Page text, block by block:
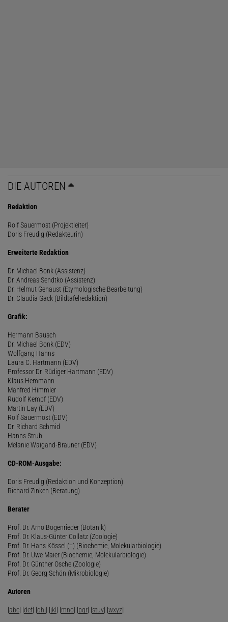
DIE AUTOREN
Redaktion
Rolf Sauermost (Projektleiter)
Doris Freudig (Redakteurin)
Erweiterte Redaktion
Dr. Michael Bonk (Assistenz)
Dr. Andreas Sendtko (Assistenz)
Dr. Helmut Genaust (Etymologische Bearbeitung)
Dr. Claudia Gack (Bildtafelredaktion)
Grafik:
Hermann Bausch
Dr. Michael Bonk (EDV)
Wolfgang Hanns
Laura C. Hartmann (EDV)
Professor Dr. Rüdiger Hartmann (EDV)
Klaus Hemmann
Manfred Himmler
Rudolf Kempf (EDV)
Martin Lay (EDV)
Rolf Sauermost (EDV)
Dr. Richard Schmid
Hanns Strub
Melanie Waigand-Brauner (EDV)
CD-ROM-Ausgabe:
Doris Freudig (Redaktion und Konzeption)
Richard Zinken (Beratung)
Berater
Prof. Dr. Arno Bogenrieder (Botanik)
Prof. Dr. Klaus-Günter Collatz (Zoologie)
Prof. Dr. Hans Kössel (†) (Biochemie, Molekularbiologie)
Prof. Dr. Uwe Maier (Biochemie, Molekularbiologie)
Prof. Dr. Günther Osche (Zoologie)
Prof. Dr. Georg Schön (Mikrobiologie)
Autoren
[abc] [def] [ghi] [jkl] [mno] [pqr] [stuv] [wxyz]